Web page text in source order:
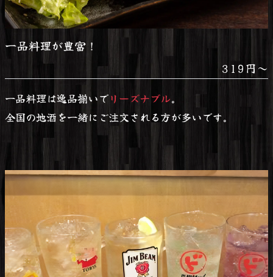
一品料理が豊富！
319円～
一品料理は逸品揃いでリーズナブル。
全国の地酒を一緒にご注文される方が多いです。